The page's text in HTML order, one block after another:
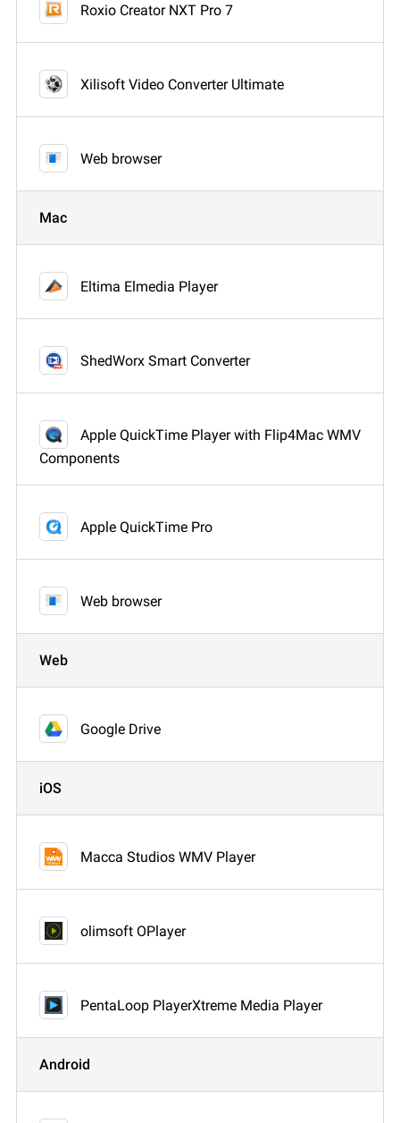
Roxio Creator NXT Pro 7
Xilisoft Video Converter Ultimate
Web browser
Mac
Eltima Elmedia Player
ShedWorx Smart Converter
Apple QuickTime Player with Flip4Mac WMV
Components
Apple QuickTime Pro
Web browser
Web
Google Drive
iOS
Macca Studios WMV Player
olimsoft OPlayer
PentaLoop PlayerXtreme Media Player
Android